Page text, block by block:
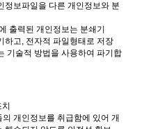
정보파일을 다른 개인정보와 분
출력된 개인정보는 분쇄기
하고, 전자적 파일형태로 저장
기술적 방법을 사용하여 파기합
개인정보를 취급함에 있어 개